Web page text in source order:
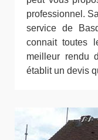
professionnel.
service de
connait toutes
meilleur rendu
établit un devis